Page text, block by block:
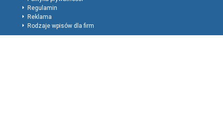
Regulamin
Reklama
Rodzaje wpisów dla firm